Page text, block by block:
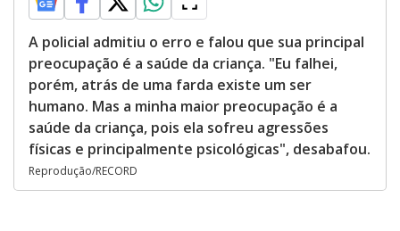
A policial admitiu o erro e falou que sua principal
preocupação é a saúde da criança. "Eu falhei,
porém, atrás de uma farda existe um ser
humano. Mas a minha maior preocupação é a
saúde da criança, pois ela sofreu agressões
físicas e principalmente psicológicas", desabafou.
Reprodução/RECORD